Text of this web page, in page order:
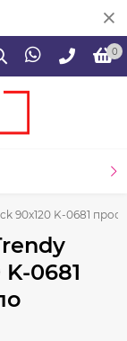
0
90х120 K-0681
0681